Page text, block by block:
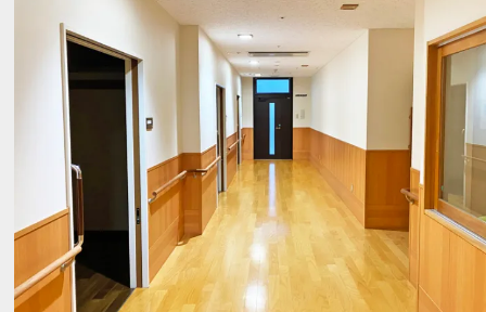
借りたい 店舗・事務所
土地
その他
売りたい サポート内容
売却の流れ
無料査定・売却・買取
お役立ち
情報
資産活用・売却の豆知識